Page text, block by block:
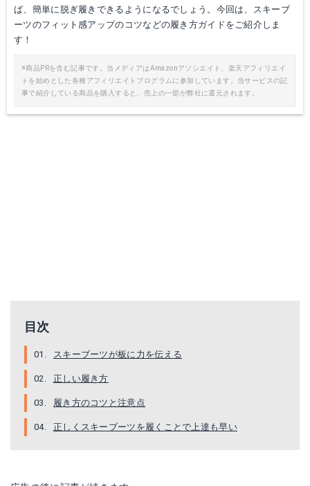
ば、簡単に脱ぎ履きできるようになるでしょう。今回は、スキーブ
ーツのフィット感アップのコツなどの履き方ガイドをご紹介しま
す！
※商品PRを含む記事です。当メディアはAmazonアソシエイト、楽天アフィリエイ
トを始めとした各種アフィリエイトプログラムに参加しています。当サービスの記
事で紹介している商品を購入すると、売上の一部が弊社に還元されます。
目次
スキーブーツが板に力を伝える
正しい履き方
履き方のコツと注意点
正しくスキーブーツを履くことで上達も早い